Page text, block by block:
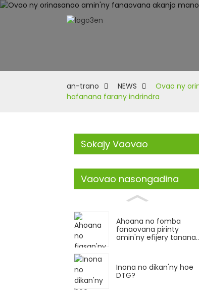
an-trano NEWS
Ovao ny
hafanana farany indrindra
Sokajy Vaovao
Vaovao nasongadina
Ahoana no fomba
fanaovana pirinty
amin'ny efijery
Inona no dikan'ny hoe
DTG?